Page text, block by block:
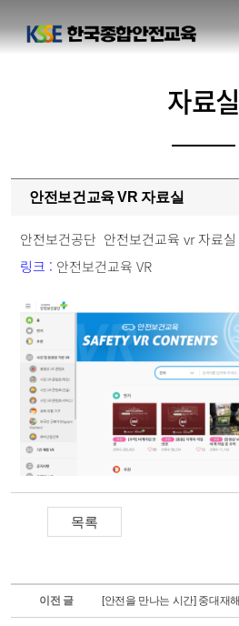
자료실
안전보건교육 VR 자료실
안전보건공단  안전보건교육 vr 자료실
링크 : 안전보건교육 VR
이전 글